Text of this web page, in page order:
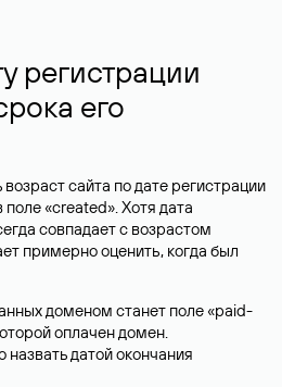
регистрации
его
сайта по дате регистрации
«created». Хотя дата
совпадает с возрастом
примерно оценить, когда был
доменом станет поле «paid-
оплачен домен.
датой окончания